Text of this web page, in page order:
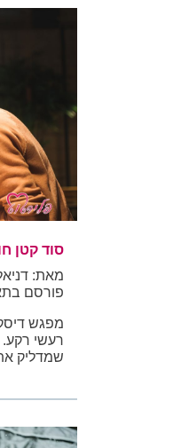
סוד קטן
מאת:
פורסם בתאריך: 12/02/
מפגש
רעשי רקע.
שמדליק